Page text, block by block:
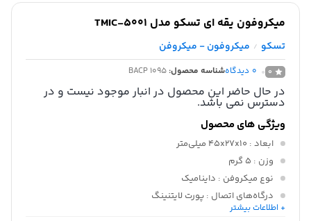
میکروفون یقه ای تسکو مدل TMIC-5001
تسکو / میکروفون - میکروفن
0
0 دیدگاهشناسه محصول: BACP 1095
در حال حاضر این محصول در انبار موجود نیست و در
دسترس نمی باشد.
ویژگی های محصول
ابعاد : ۴۵x۲۷x۱۰ میلی‌متر
وزن : ۵ گرم
نوع میکروفن : داینامیک
درگاه‌های اتصال : ‫پورت لایتنینگ‬‎
فرکانس پاسخ‌گویی
+ اطلاعات بیشتر